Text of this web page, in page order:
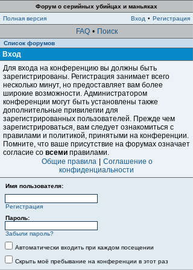
Форум о серийных убийцах и маньяках
Полная версия
Вход • Регистрация
FAQ • Поиск
Список форумов
Вход
Для входа на конференцию вы должны быть
зарегистрированы. Регистрация занимает всего
несколько минут, но предоставляет вам более
широкие возможности. Администратором
конференции могут быть установлены также
дополнительные привилегии для
зарегистрированных пользователей. Прежде чем
зарегистрироваться, вам следует ознакомиться с
правилами и политикой, принятыми на конференции.
Помните, что ваше присутствие на форумах означает
согласие со всеми правилами.
Общие правила
Соглашение о
конфиденциальности
Имя пользователя:
Регистрация
Пароль:
Забыли пароль?
Автоматически входить при каждом посещении
Скрыть моё пребывание на конференции в этот раз